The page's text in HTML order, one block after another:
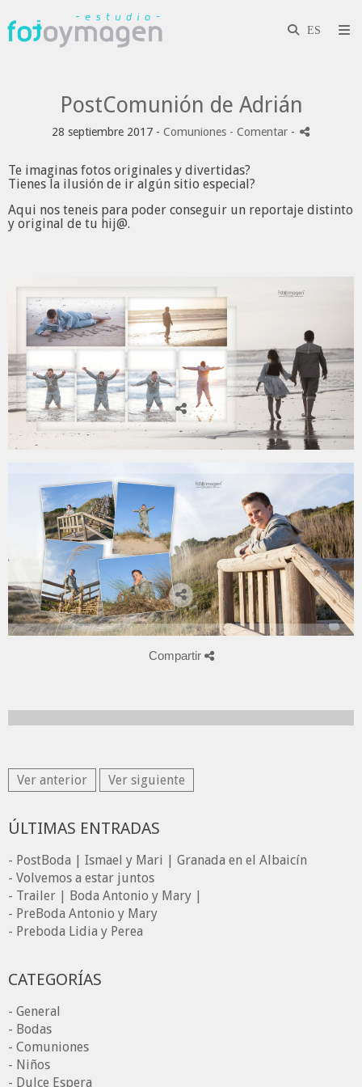
PostComunión de Adrián
28 septiembre 2017 - Comuniones - Comentar -
Te imaginas fotos originales y divertidas?
Tienes la ilusión de ir algún sitio especial?
Aqui nos teneis para poder conseguir un reportaje distinto
y original de tu hij@.
Compartir
Ver anterior Ver siguiente
ÚLTIMAS ENTRADAS
- PostBoda | Ismael y Mari | Granada en el Albaicín
- Volvemos a estar juntos
- Trailer | Boda Antonio y Mary |
- PreBoda Antonio y Mary
- Preboda Lidia y Perea
CATEGORÍAS
- General
- Bodas
- Comuniones
- Niños
- Dulce Espera